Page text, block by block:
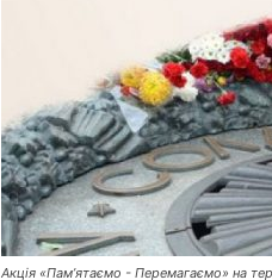
Акція «Пам’ятаємо - Перемагаємо» на